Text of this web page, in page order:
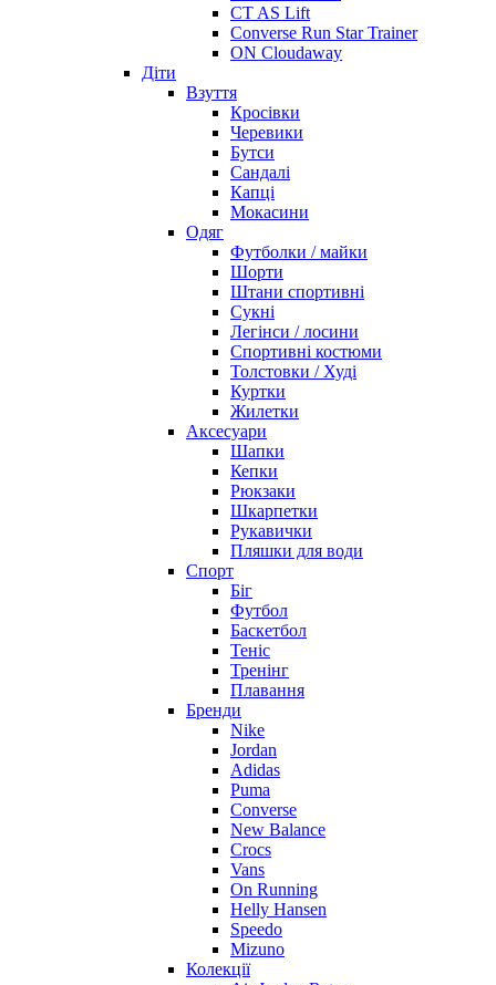
CT AS Lift
Converse Run Star Trainer
ON Cloudaway
Діти
Взуття
Кросівки
Черевики
Бутси
Сандалі
Капці
Мокасини
Одяг
Футболки / майки
Шорти
Штани спортивні
Сукні
Легінси / лосини
Спортивні костюми
Толстовки / Худі
Куртки
Жилетки
Аксесуари
Шапки
Кепки
Рюкзаки
Шкарпетки
Рукавички
Пляшки для води
Спорт
Біг
Футбол
Баскетбол
Теніс
Тренінг
Плавання
Бренди
Nike
Jordan
Adidas
Puma
Converse
New Balance
Crocs
Vans
On Running
Helly Hansen
Speedo
Mizuno
Колекції